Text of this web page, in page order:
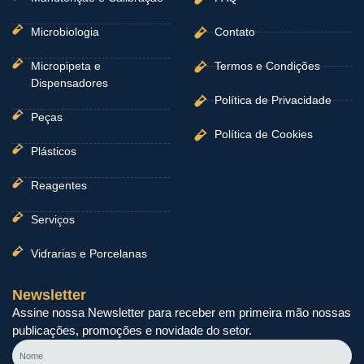
Microbiologia
Micropipeta e
Dispensadores
Peças
Plásticos
Reagentes
Serviços
Vidrarias e Porcelanas
Contato
Termos e Condições
Política de Privacidade
Política de Cookies
Newsletter
Assine nossa Newsletter para receber em primeira mão nossas
publicações, promoções e novidade do setor.
Nome